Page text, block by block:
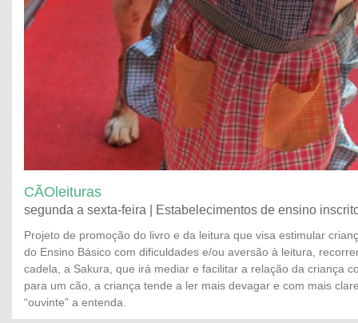
CÃOleituras
segunda a sexta-feira | Estabelecimentos de ensino
Projeto de promoção do livro e da leitura que visa estimular
do Ensino Básico com dificuldades e/ou aversão à leitura,
cadela, a Sakura, que irá mediar e facilitar a relação da criança
para um cão, a criança tende a ler mais devagar e com mais
“ouvinte” a entenda.